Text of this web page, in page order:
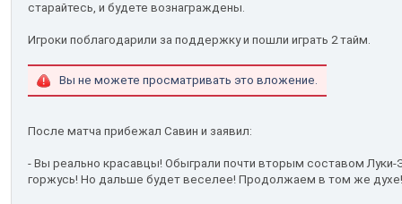
старайтесь, и будете вознаграждены.
Игроки поблагодарили за поддержку и пошли играть 2 тайм.
Вы не можете просматривать это вложение.
После матча прибежал Савин и заявил:
- Вы реально красавцы! Обыграли почти вторым составом
горжусь! Но дальше будет веселее! Продолжаем в том же